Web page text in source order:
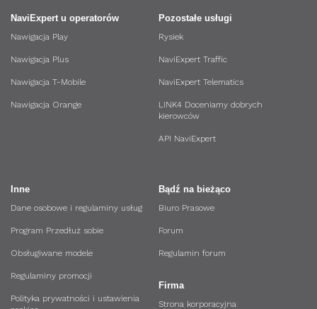
NaviExpert u operatorów
Nawigacja Play
Nawigacja Plus
Nawigacja T-Mobile
Nawigacja Orange
Pozostałe usługi
Rysiek
NaviExpert Traffic
NaviExpert Telematics
LINK4 Doceniamy dobrych
kierowców
API NaviExpert
Bądź na bieżąco
Biuro Prasowe
Forum
Regulamin forum
Firma
Strona korporacyjna
Inne
Dane osobowe i regulaminy usług
Program Przedłuż sobie
Obsługiwane modele
Regulaminy promocji
Polityka prywatności i ustawienia